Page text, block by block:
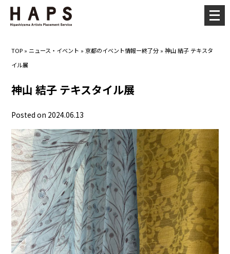
TOP » ニュース・イベント »京都のイベント情報ー終了分 »神山 結子 テキスタ
イル展
神山 結子 テキスタイル展
Posted on 2024.06.13
メ
ニ
ー